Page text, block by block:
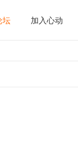
坛 加入心动